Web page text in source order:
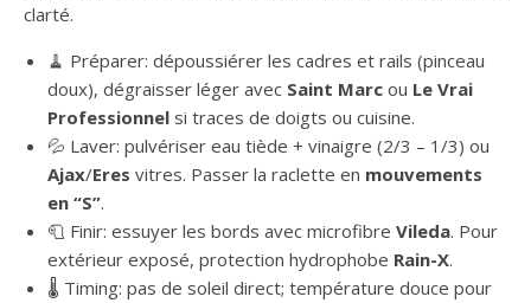
clarté.
🧹 Préparer: dépoussiérer les cadres et rails (pinceau
doux), dégraisser léger avec Saint Marc ou Le Vrai
Professionnel si traces de doigts ou cuisine.
💦 Laver: pulvériser eau tiède + vinaigre (2/3 – 1/3) ou
Ajax/Eres vitres. Passer la raclette en mouvements
en “S”.
🧻 Finir: essuyer les bords avec microfibre Vileda. Pour
extérieur exposé, protection hydrophobe Rain-X.
🌡️ Timing: pas de soleil direct; température douce pour